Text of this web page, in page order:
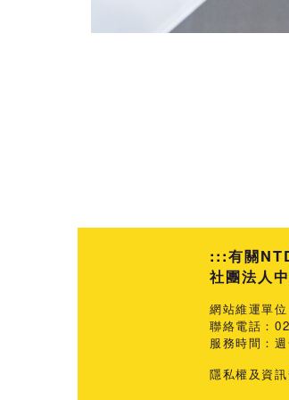
:::有關
社團法人
網站維運單
聯絡電話：
服務時間：
隱私權及資